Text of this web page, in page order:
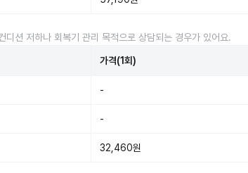
디션 저하나 회복기 관리 목적으로 상담되는 경우가 있어요.
가격(1회)
-
-
32,460원